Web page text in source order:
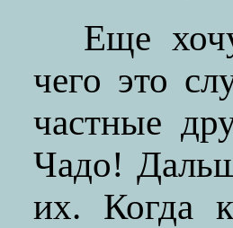
Еще
чего это
частные
Чадо!
их. Когда